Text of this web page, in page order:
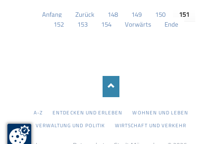
Anfang Zurück 148 149 150
151
152
153 154 Vorwärts Ende
NAVIGATION
ÜBERSPRINGEN
A-Z ENTDECKEN UND ERLEBEN
WOHNEN UND LEBEN
VERWALTUNG UND POLITIK
WIRTSCHAFT UND VERKEHR